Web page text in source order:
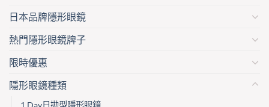
日本品牌隱形眼鏡
熱門隱形眼鏡牌子
限時優惠
隱形眼鏡種類
1 Day日拋型隱形眼鏡